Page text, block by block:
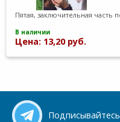
Пятая, заключительная часть
В наличии
Цена: 13,20 руб.